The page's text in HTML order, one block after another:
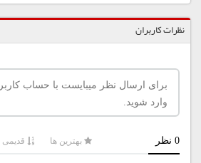
نظرات کاربران